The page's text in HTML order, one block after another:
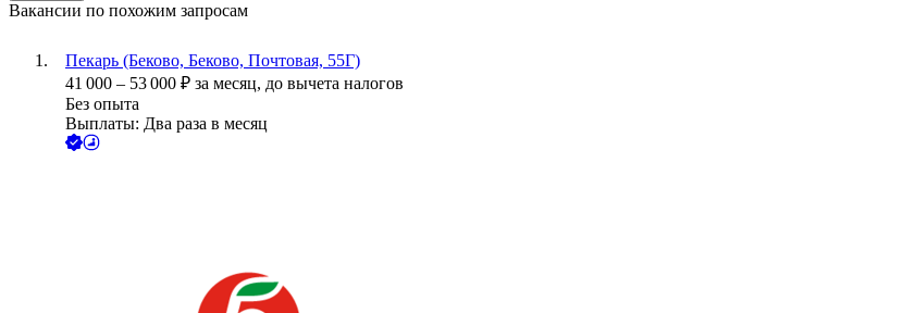
Вакансии по похожим запросам
Пекарь (Беково, Беково, Почтовая, 55Г)
41 000 – 53 000 ₽ за месяц, до вычета налогов
Без опыта
Выплаты: Два раза в месяц